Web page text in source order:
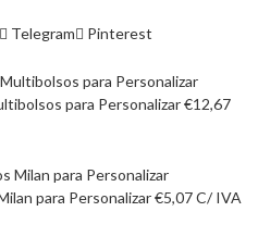
Telegram
Pinterest
para Personalizar€12,67
para Personalizar€5,07C/ IVA